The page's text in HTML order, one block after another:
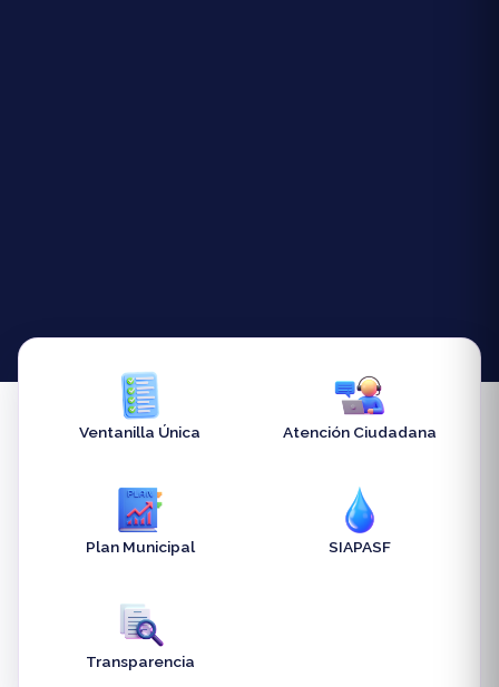
Ventanilla Única Atención Ciudadana
Plan Municipal SIAPASF
Transparencia